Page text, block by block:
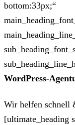
bottom:33px;“
WordPress-
Wir helfen schnell
[ultimate_heading